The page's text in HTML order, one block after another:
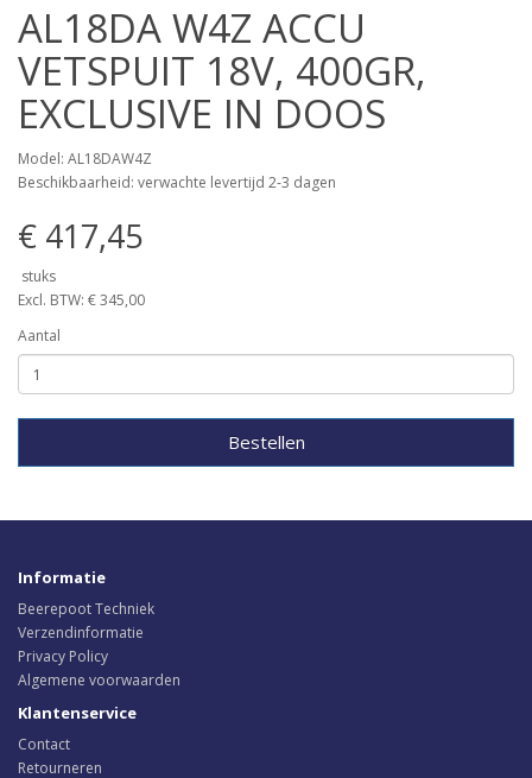
AL18DA W4Z ACCU
VETSPUIT 18V, 400GR,
EXCLUSIVE IN DOOS
Model: AL18DAW4Z
Beschikbaarheid: verwachte levertijd 2-3 dagen
€ 417,45
stuks
Excl. BTW: € 345,00
Aantal
Bestellen
Informatie
Beerepoot Techniek
Verzendinformatie
Privacy Policy
Algemene voorwaarden
Klantenservice
Contact
Retourneren